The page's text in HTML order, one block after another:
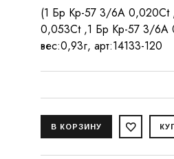
(1 Бр Кр-57 3/6А
0,053Ct ,1 Бр Кр-57 3/6А
вес:0,93г, арт:14133-120